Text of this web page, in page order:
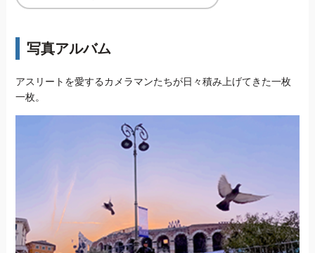
写真アルバム
アスリートを愛するカメラマンたちが日々積み上げてきた一枚
一枚。